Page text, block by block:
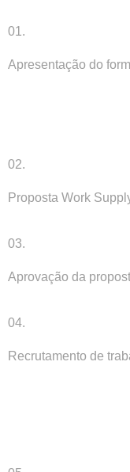
01.
Apresentação do
02.
Proposta Work
03.
Aprovação da
04.
Recrutamento de